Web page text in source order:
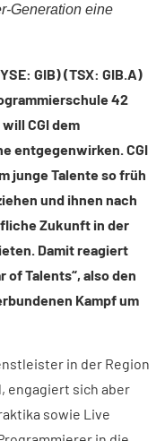
Generation eine
GIB) (TSX: GIB.A)
42
CGI dem
entgegenwirken. CGI
junge Talente so früh
und ihnen nach
Zukunft in der
Damit reagiert
of Talents“, also den
Kampf um
in der Region
engagiert sich aber
sowie Live